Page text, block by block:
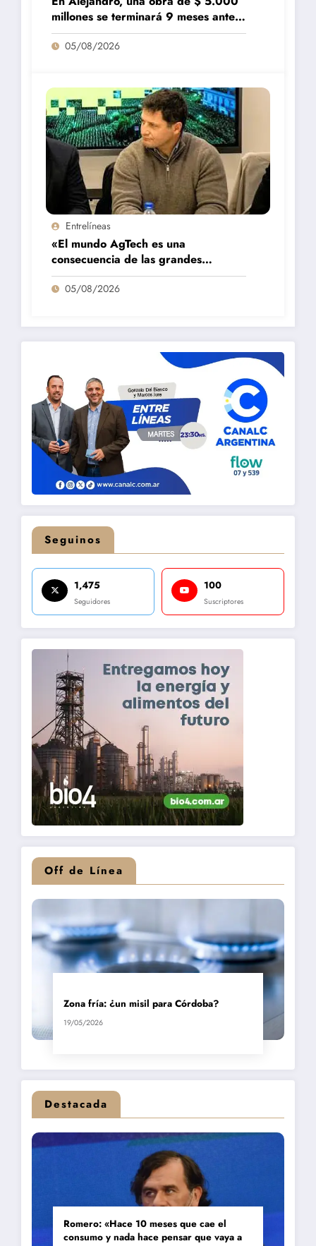
millones se terminará 9 meses antes
de lo previsto
05/08/2026
Entrelíneas
«El mundo AgTech es una
consecuencia de las grandes
fortalezas que tenemos en la región»
05/08/2026
Seguinos
1,475
Seguidores
100
Suscriptores
Off de Línea
Zona fría: ¿un misil para Córdoba?
19/05/2026
Destacada
Romero: «Hace 10 meses que cae el
consumo y nada hace pensar que vaya a